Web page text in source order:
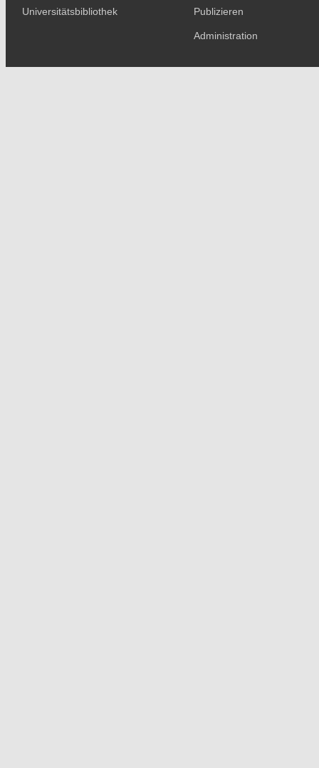
Universitätsbibliothek Publizieren
Administration